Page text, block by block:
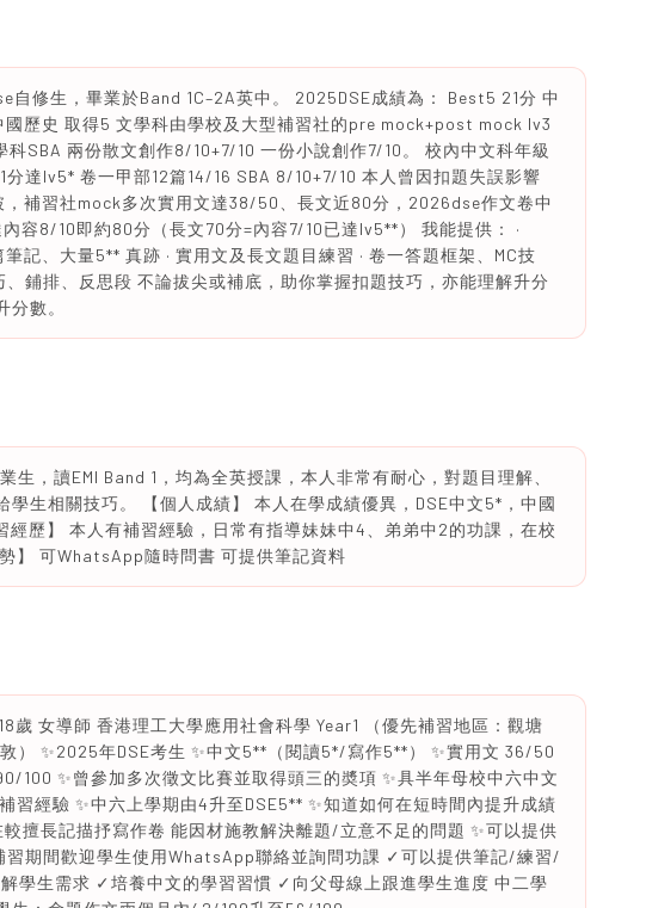
修生，畢業於Band 1C–2A英中。 2025DSE成績為： Best5 21分 中
歷史 取得5 文學科由學校及大型補習社的pre mock+post mock lv3
SBA 兩份散文創作8/10+7/10 一份小說創作7/10。 校內中文科年級
達lv5* 卷一甲部12篇14/16 SBA 8/10+7/10 本人曾因扣題失誤影響
補習社mock多次實用文達38/50、長文近80分，2026dse作文卷中
容8/10即約80分（長文70分=內容7/10已達lv5**） 我能提供： ·
記、大量5** 真跡 · 實用文及長文題目練習 · 卷一答題框架、MC技
、鋪排、反思段 不論拔尖或補底，助你掌握扣題技巧，亦能理解升分
數。
生，讀EMI Band 1，均為全英授課，本人非常有耐心，對題目理解、
學生相關技巧。 【個人成績】 本人在學成績優異，DSE中文5*，中國
歷】 本人有補習經驗，日常有指導妹妹中4、弟弟中2的功課，在校
】 可WhatsApp隨時問書 可提供筆記資料
歲 女導師 香港理工大學應用社會科學 Year1 （優先補習地區：觀塘
✨2025年DSE考生 ✨中文5**（閱讀5*/寫作5**） ✨實用文 36/50
100 ✨曾參加多次徵文比賽並取得頭三的奬項 ✨具半年母校中六中文
習經驗 ✨中六上學期由4升至DSE5** ✨知道如何在短時間內提升成績
較擅長記描抒寫作卷 能因材施教解決離題/立意不足的問題 ✨可以提供
習期間歡迎學生使用WhatsApp聯絡並詢問功課 ✓可以提供筆記/練習/
學生需求 ✓培養中文的學習習慣 ✓向父母線上跟進學生進度 中二學